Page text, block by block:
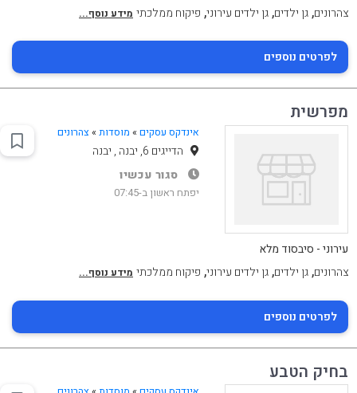
צהרונים,גן ילדים,גן ילדים עירוני, פיקוח ממלכתי מידע נוסף...
לפרטים נוספים
מפרשית
אינדקס עסקים » מוסדות» צהרונים
הדייגים 6, יבנה , יבנה
סגור עכשיו
יפתח ראשון ב-07:45
עירוני - סיבסוד מלא
צהרונים,גן ילדים,גן ילדים עירוני, פיקוח ממלכתי מידע נוסף...
לפרטים נוספים
בחיק הטבע